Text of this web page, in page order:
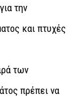
την
και πτυχές
των
πρέπει να